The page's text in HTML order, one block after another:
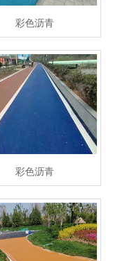
彩色沥青
彩色沥青